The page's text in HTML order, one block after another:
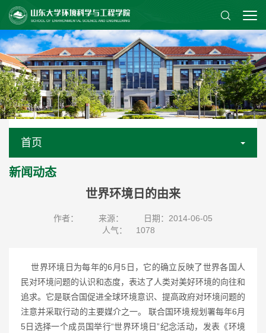
首页
新闻动态
世界环境日的由来
作者： 来源：
日期：2014-06-05
人气：
1078
世界环境日为每年的6月5日，它的确立反映了世界各国人
民对环境问题的认识和态度，表达了人类对美好环境的向往和
追求。它是联合国促进全球环境意识、提高政府对环境问题的
注意并采取行动的主要媒介之一。 联合国环境规划署每年6月
5日选择一个成员国举行“世界环境日”纪念活动，发表《环境